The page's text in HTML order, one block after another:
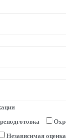
Независимая